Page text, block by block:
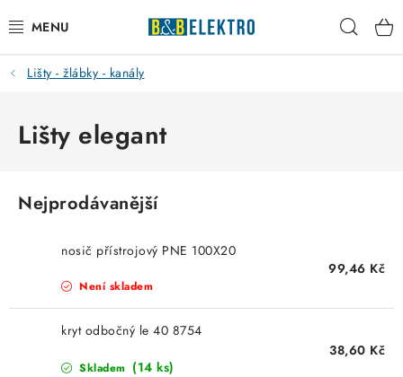
na
obsah
Reklamace / Vrácení zboží
Blog
VYTÁPĚNÍ
ELEKTROMATERIÁL
Lišty - žlábky - kanály
Lišty elegant
Nejprodávanější
nosič přístrojový PNE 100X20
Není skladem
99,46 Kč
kryt odbočný le 40 8754
Skladem (14 ks)
38,60 Kč